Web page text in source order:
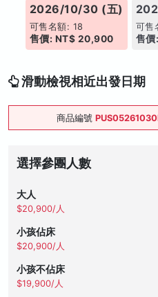
2026/10/30 (五)
可售名額: 18
售價: NT$ 20,900
可售
售
滑動檢視相近出發日期
商品編號
選擇參團人數
大人
$20,900/人
小孩佔床
$20,900/人
小孩不佔床
$19,900/人